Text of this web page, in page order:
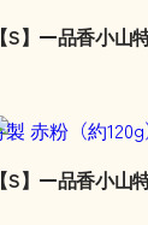
【S】一品香小山
【S】一品香小山